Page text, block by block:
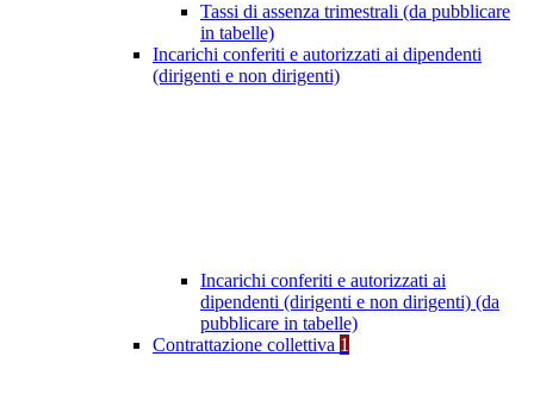
Tassi di assenza trimestrali (da pubblicare
in tabelle)
Incarichi conferiti e autorizzati ai dipendenti
(dirigenti e non dirigenti)
Incarichi conferiti e autorizzati ai
dipendenti (dirigenti e non dirigenti) (da
pubblicare in tabelle)
Contrattazione collettiva 1